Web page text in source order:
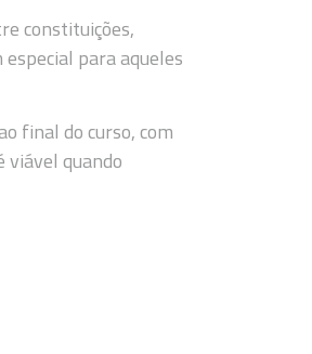
constituições,
para aqueles
final do curso, com
viável quando